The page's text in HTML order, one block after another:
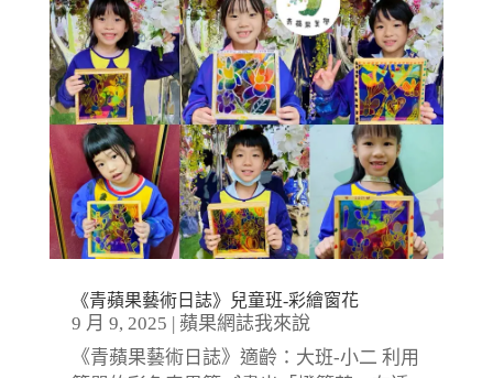
《青蘋果藝術日誌》兒童班-彩繪窗花
9 月 9, 2025 | 蘋果網誌我來說
《青蘋果藝術日誌》適齡：大班-小二 利用